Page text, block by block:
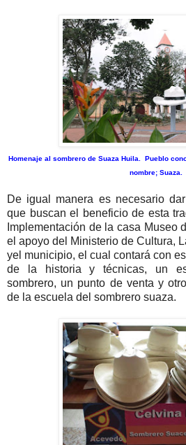
Homenaje al sombrero de Suaza Huila. Pueblo
nombre; Suaza.
De igual manera es necesario
que buscan el beneficio de esta
Implementación de la casa Museo
el apoyo del Ministerio de Cultura,
yel municipio, el cual contará con
de la historia y técnicas, un
sombrero, un punto de venta y
de la escuela del sombrero suaza.